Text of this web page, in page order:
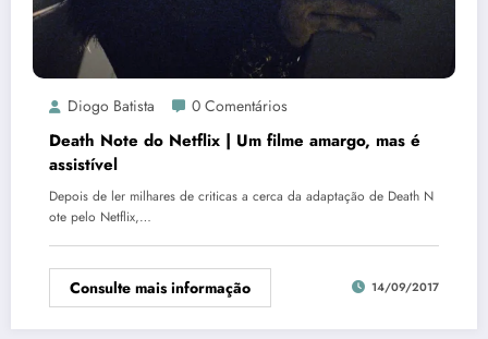
Diogo Batista 0 Comentários
Death Note do Netflix | Um filme amargo, mas é
assistível
Depois de ler milhares de criticas a cerca da adaptação de Death N
ote pelo Netflix,…
Consulte mais informação 14/09/2017